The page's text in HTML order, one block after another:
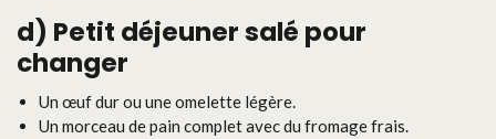
d) Petit déjeuner salé pour
changer
Un œuf dur ou une omelette légère.
Un morceau de pain complet avec du fromage frais.